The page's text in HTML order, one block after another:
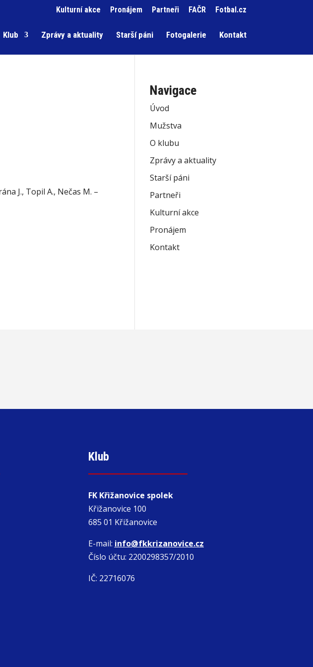
Kulturní akce Pronájem Partneři FAČR Fotbal.cz
Klub Zprávy a aktuality Starší páni Fotogalerie Kontakt
J., Topil A., Nečas M. –
Navigace
Úvod
Mužstva
O klubu
Zprávy a aktuality
Starší páni
Partneři
Kulturní akce
Pronájem
Kontakt
Klub
FK Křižanovice spolek
Křižanovice 100
685 01 Křižanovice
E-mail: info@fkkrizanovice.cz
Číslo účtu: 2200298357/2010
IČ: 22716076